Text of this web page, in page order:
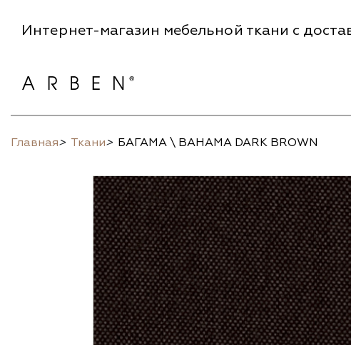
Интернет-магазин мебельной ткани с
Главная> Ткани> БАГАМА \ BAHAMA DARK BROWN